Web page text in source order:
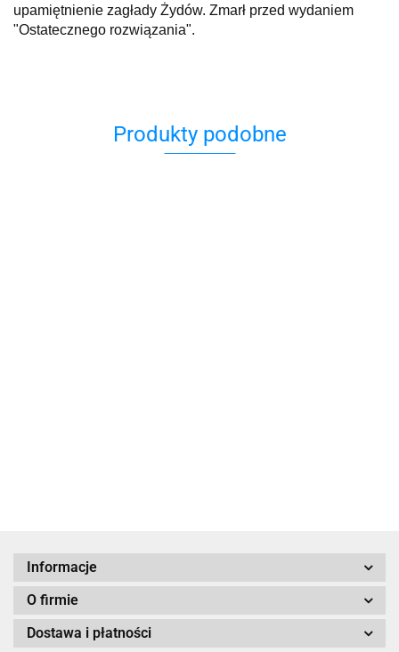
upamiętnienie zagłady Żydów. Zmarł przed wydaniem
"Ostatecznego rozwiązania".
Produkty podobne
Informacje
O firmie
Dostawa i płatności